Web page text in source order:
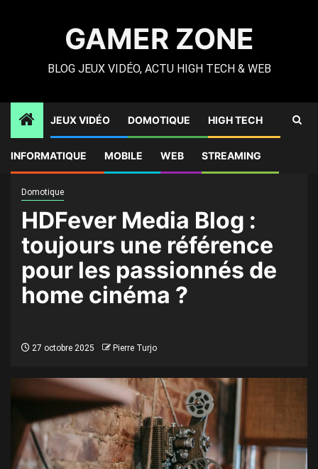
GAMER ZONE
BLOG JEUX VIDÉO, ACTU HIGH TECH & WEB
JEUX VIDÉO DOMOTIQUE HIGH TECH
INFORMATIQUE MOBILE WEB STREAMING
une référence pour les passionnés de home cinéma ?
Domotique
HDFever Media Blog :
toujours une référence
pour les passionnés de
home cinéma ?
27 octobre 2025 Pierre Turjo